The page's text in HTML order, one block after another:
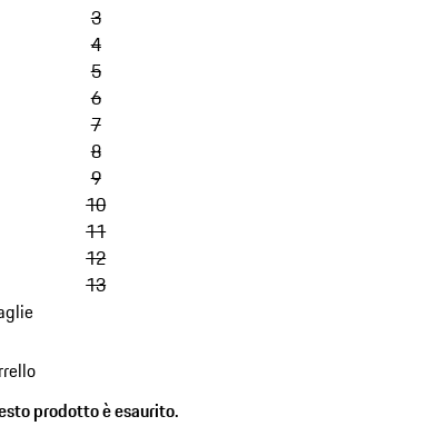
3
4
5
6
7
8
9
10
11
12
13
prodotto è esaurito.